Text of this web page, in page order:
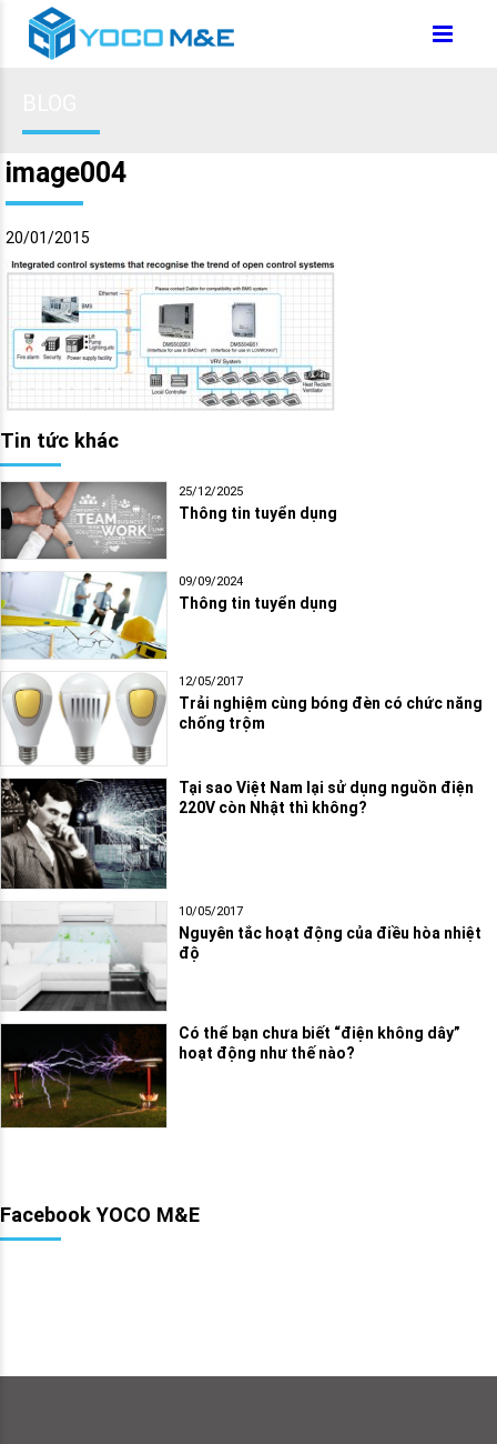
image004
20/01/2015
Tin tức khác
25/12/2025
Thông tin tuyển dụng
09/09/2024
Thông tin tuyển dụng
12/05/2017
Trải nghiệm cùng bóng đèn có chức năng
chống trộm
Tại sao Việt Nam lại sử dụng nguồn điện
220V còn Nhật thì không?
10/05/2017
Nguyên tắc hoạt động của điều hòa nhiệt
độ
Có thể bạn chưa biết “điện không dây”
hoạt động như thế nào?
Facebook YOCO M&E